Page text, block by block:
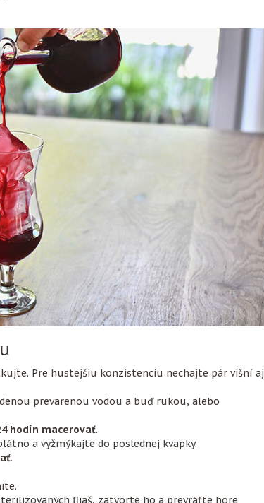
Pre hustejšiu konzistenciu nechajte pár višní aj
prevarenou vodou a buď rukou, alebo
hodín macerovať.
a vyžmýkajte do poslednej kvapky.
.
fliaš, zatvorte ho a prevráťte hore